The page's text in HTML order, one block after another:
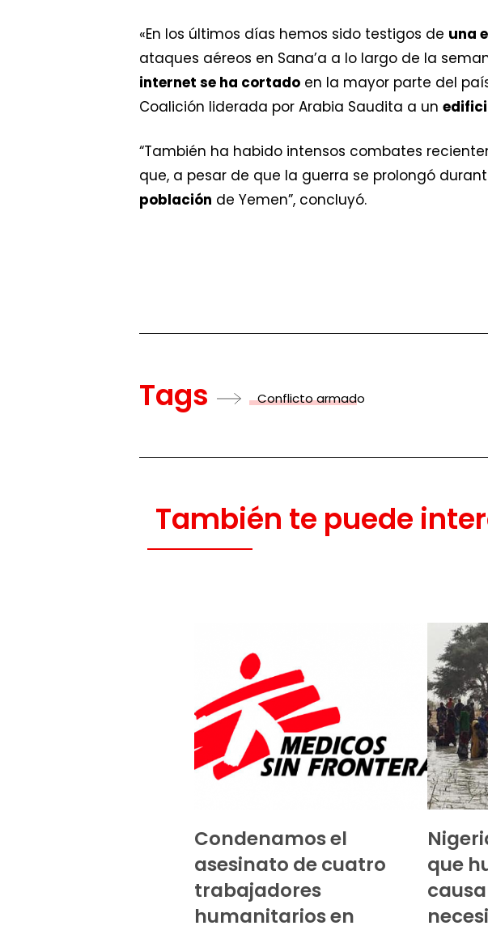
«En los últimos días hemos sido testigos de una
ataques aéreos en Sana’a a lo largo de la
internet se ha cortado en la mayor parte del
Coalición liderada por Arabia Saudita a un
“También ha habido intensos combates
que, a pesar de que la guerra se prolongó
población de Yemen”, concluyó.
Tags Conflicto armado
También te puede
Condenamos el
asesinato de cuatro
trabajadores
humanitarios en
que